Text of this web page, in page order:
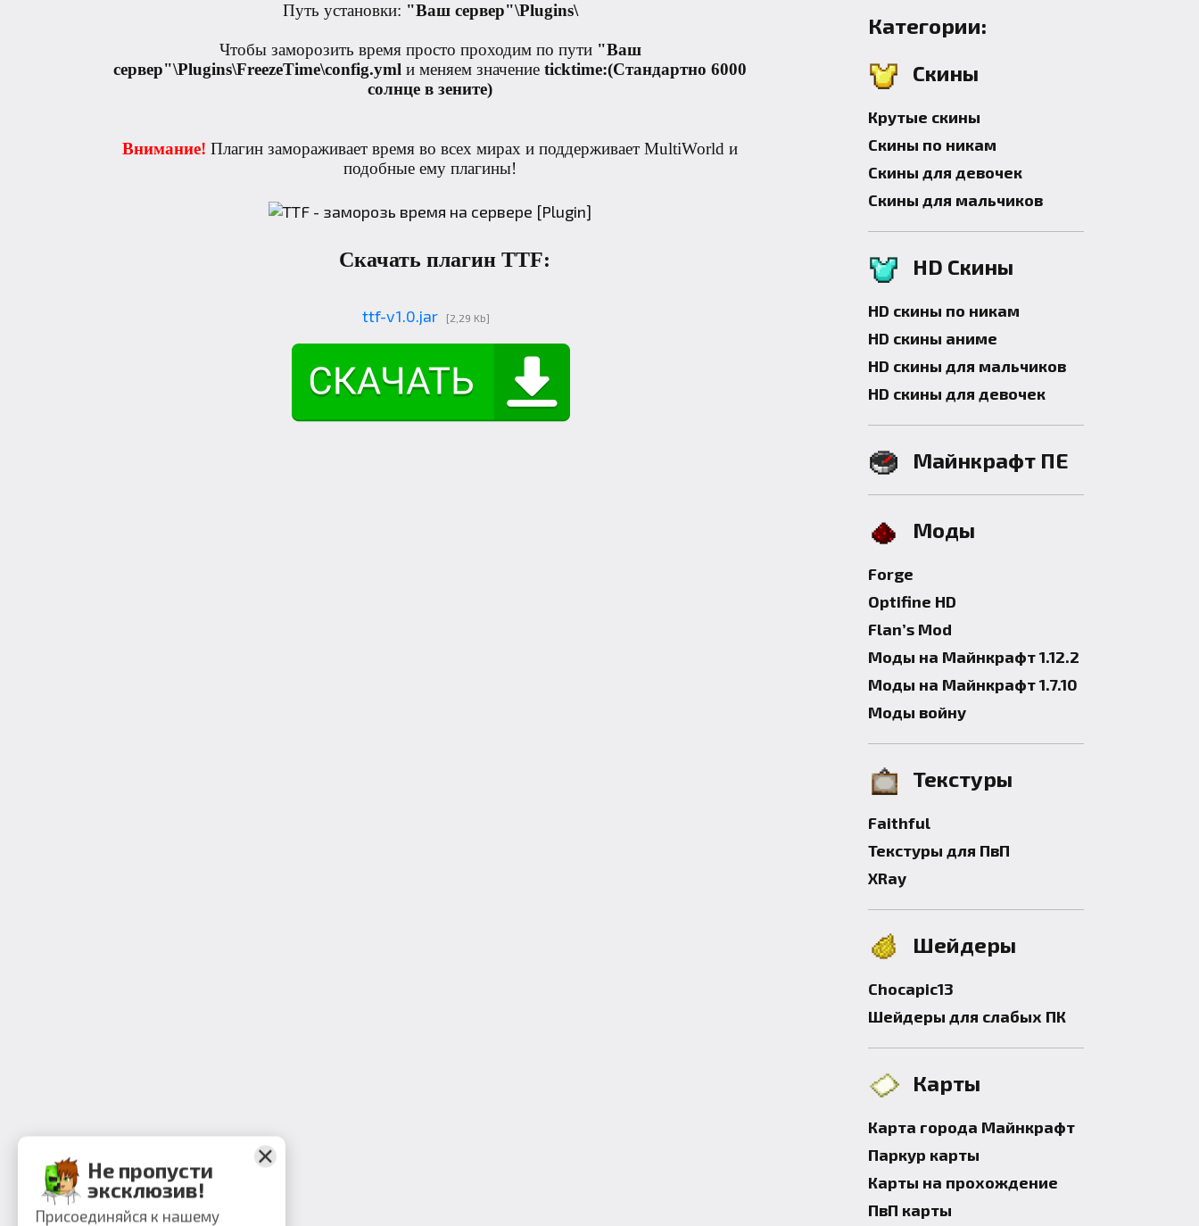
Путь установки: "Ваш сервер"\Plugins\
Чтобы заморозить время просто проходим по пути "Ваш
сервер"\Plugins\FreezeTime\config.yml и меняем значение ticktime:(Стандартно 6000
солнце в зените)
Внимание! Плагин замораживает время во всех мирах и поддерживает MultiWorld и
подобные ему плагины!
Скачать плагин TTF:
ttf-v1.0.jar [2,29 Kb]
Категории:
Скины
Крутые скины
Скины по никам
Скины для девочек
Скины для мальчиков
HD Скины
HD скины по никам
HD скины аниме
HD скины для мальчиков
HD скины для девочек
Майнкрафт ПЕ
Моды
Forge
Optifine HD
Flan’s Mod
Моды на Майнкрафт 1.12.2
Моды на Майнкрафт 1.7.10
Моды войну
Текстуры
Faithful
Текстуры для ПвП
XRay
Шейдеры
Chocapic13
Шейдеры для слабых ПК
Карты
Карта города Майнкрафт
Паркур карты
Карты на прохождение
ПвП карты
Не пропусти
эксклюзив!
Присоединяйся к нашему